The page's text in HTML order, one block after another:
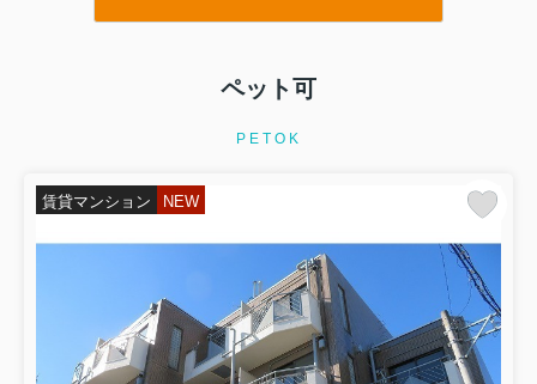
ペット可
PETOK
賃貸マンション NEW